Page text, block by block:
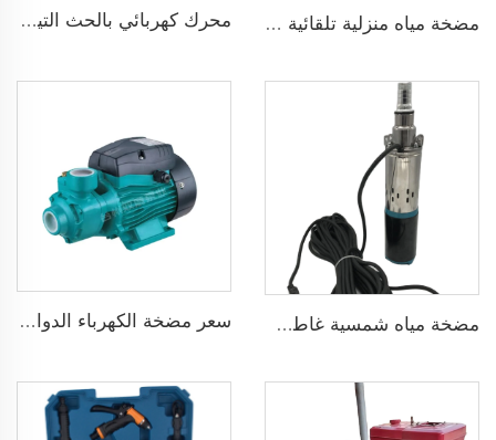
مضخة مياه منزلية تلقائية ضاغطة بضغط 160psi محرك كهربائي بالحث التيار المتردد ثلاثي الطور 1500 دورة في الدقيقة إدخال 2.2KW 3HP خرج جينيراتور ثلاثي الطور للبديل
مضخة مياه شمسية غاطسة برأس 75 مترًا بدون فرش DC48V لري الزراعة سعر مضخة الكهرباء الدوامة المنزلية سلسلة QB قوة 0.37KW 0.5 حصان مضخة محيطيةQB60